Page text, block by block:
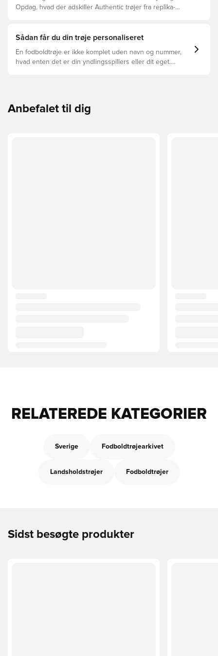
Opdag, hvad der adskiller Authentic trøjer fra replika-
Sådan får du din trøje personaliseret
En fodboldtrøje er ikke komplet uden navn og nummer,
hvad enten det er din yndlingsspillers eller dit eget.
Anbefalet til dig
RELATEREDE KATEGORIER
Sverige Fodboldtrøjearkivet
Landsholdstrøjer Fodboldtrøjer
Sidst besøgte produkter